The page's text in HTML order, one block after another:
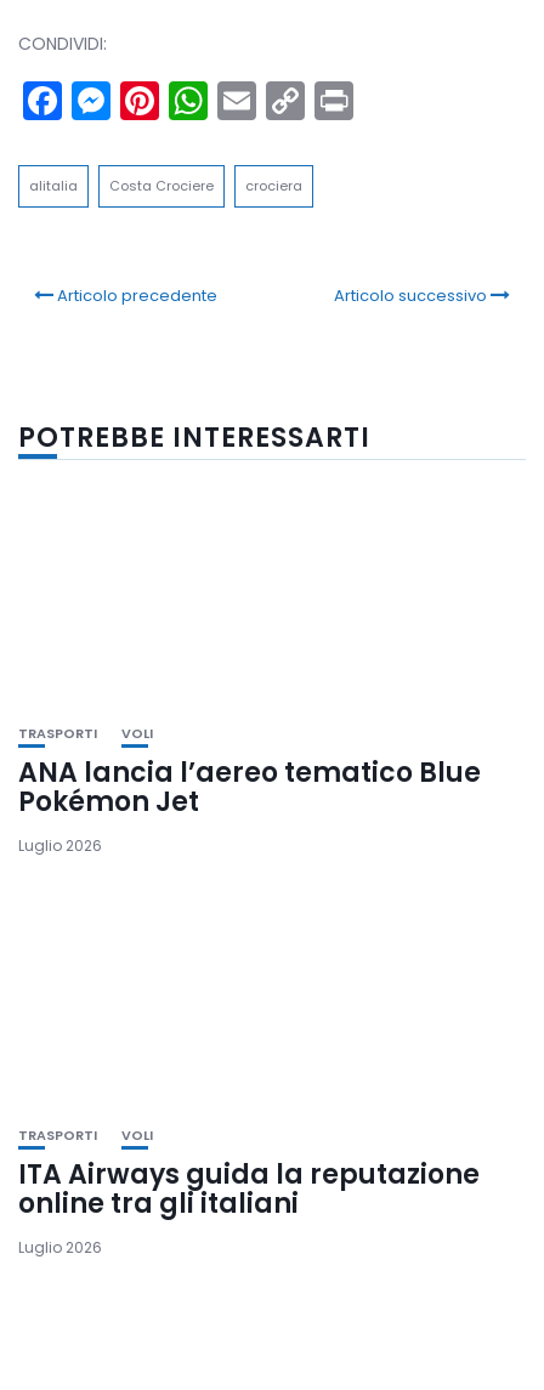
CONDIVIDI:
Facebook
Messenger
Pinterest
WhatsApp
Email
Copy
Link
alitalia Costa Crociere crociera
Articolo precedente Articolo successivo
POTREBBE INTERESSARTI
TRASPORTI VOLI
ANA lancia l’aereo tematico Blue
Pokémon Jet
Luglio 2026
TRASPORTI VOLI
ITA Airways guida la reputazione
online tra gli italiani
Luglio 2026